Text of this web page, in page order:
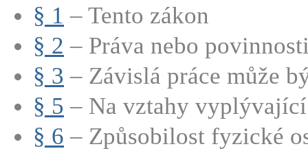
§ 1 – Tento zákon
§ 2 – Práva nebo
§ 3 – Závislá práce může
§ 5 – Na vztahy
§ 6 – Způsobilost fyzické